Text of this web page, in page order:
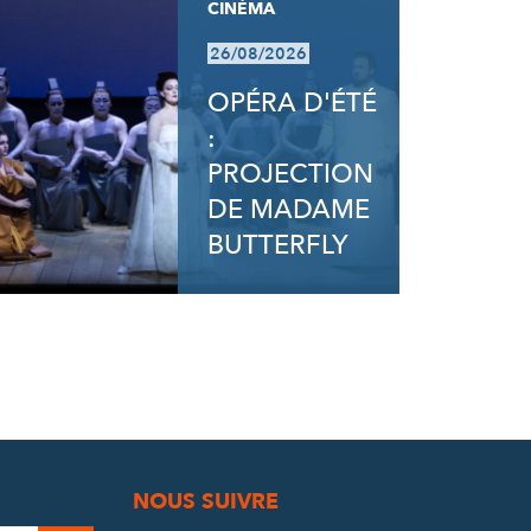
CINÉMA
26/08/2026
OPÉRA D'ÉTÉ
:
PROJECTION
DE MADAME
BUTTERFLY
NOUS SUIVRE